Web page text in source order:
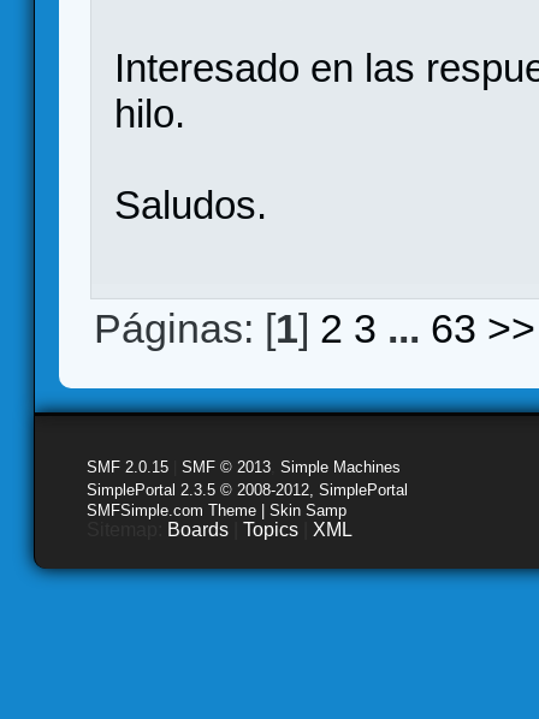
Interesado en las
hilo.
Saludos.
Páginas: [1] 2 3 ... 63 >>
SMF 2.0.15 SMF © 2013 Simple Machines
SimplePortal 2.3.5 © 2008-2012, SimplePortal
SMFSimple.com Theme | Skin Samp
Boards Topics XML